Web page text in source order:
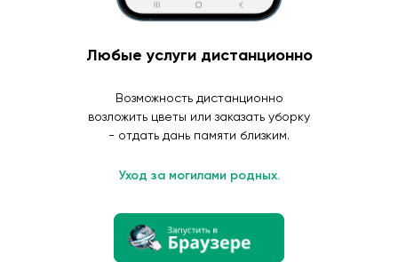
Любые услуги дистанционно
Возможность дистанционно
возложить цветы или заказать уборку
- отдать дань памяти близким.
Уход за могилами родных.